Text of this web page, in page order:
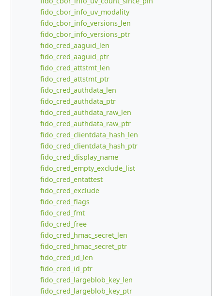
fido_cbor_info_uv_modality
fido_cbor_info_versions_len
fido_cbor_info_versions_ptr
fido_cred_aaguid_len
fido_cred_aaguid_ptr
fido_cred_attstmt_len
fido_cred_attstmt_ptr
fido_cred_authdata_len
fido_cred_authdata_ptr
fido_cred_authdata_raw_len
fido_cred_authdata_raw_ptr
fido_cred_clientdata_hash_len
fido_cred_clientdata_hash_ptr
fido_cred_display_name
fido_cred_empty_exclude_list
fido_cred_entattest
fido_cred_exclude
fido_cred_flags
fido_cred_fmt
fido_cred_free
fido_cred_hmac_secret_len
fido_cred_hmac_secret_ptr
fido_cred_id_len
fido_cred_id_ptr
fido_cred_largeblob_key_len
fido_cred_largeblob_key_ptr